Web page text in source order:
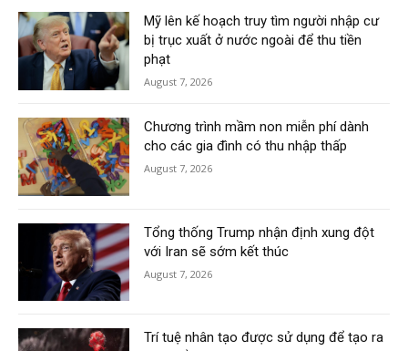
Mỹ lên kế hoạch truy tìm người nhập cư
bị trục xuất ở nước ngoài để thu tiền
phạt
August 7, 2026
Chương trình mầm non miễn phí dành
cho các gia đình có thu nhập thấp
August 7, 2026
Tổng thống Trump nhận định xung đột
với Iran sẽ sớm kết thúc
August 7, 2026
Trí tuệ nhân tạo được sử dụng để tạo ra